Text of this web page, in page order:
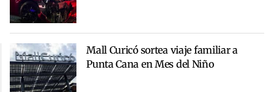
Mall Curicó sortea viaje familiar a
Punta Cana en Mes del Niño